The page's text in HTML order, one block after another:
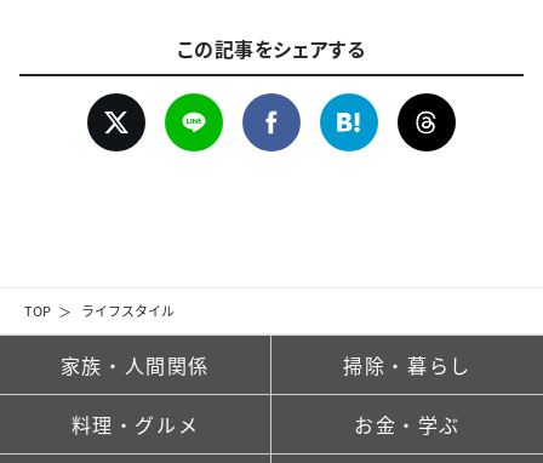
TOP ライフスタイル
この記事をシェアする
家族・人間関係 掃除・暮らし
料理・グルメ お金・学ぶ